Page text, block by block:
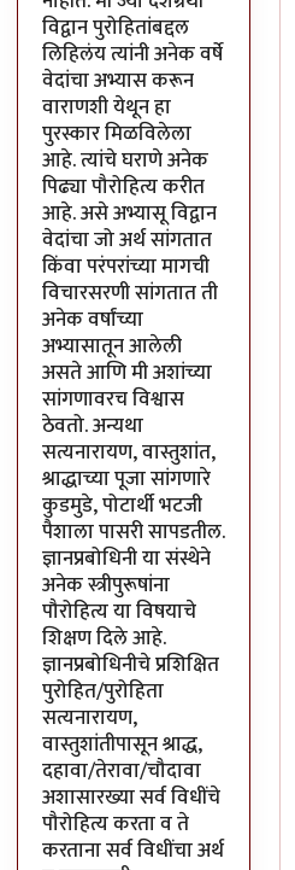
विद्वान पुरोहितांबद्दल
लिहिलंय त्यांनी अनेक वर्षे
वेदांचा अभ्यास करून
वाराणशी येथून हा
पुरस्कार मिळविलेला
आहे. त्यांचे घराणे अनेक
पिढ्या पौरोहित्य करीत
आहे. असे अभ्यासू विद्वान
वेदांचा जो अर्थ सांगतात
किंवा परंपरांच्या मागची
विचारसरणी सांगतात ती
अनेक वर्षांच्या
अभ्यासातून आलेली
असते आणि मी अशांच्या
सांगणावरच विश्वास
ठेवतो. अन्यथा
सत्यनारायण, वास्तुशांत,
श्राद्धाच्या पूजा सांगणारे
कुडमुडे, पोटार्थी भटजी
पैशाला पासरी सापडतील.
ज्ञानप्रबोधिनी या संस्थेने
अनेक स्त्रीपुरूषांना
पौरोहित्य या विषयाचे
शिक्षण दिले आहे.
ज्ञानप्रबोधिनीचे प्रशिक्षित
पुरोहित/पुरोहिता
सत्यनारायण,
वास्तुशांतीपासून श्राद्ध,
दहावा/तेरावा/चौदावा
अशासारख्या सर्व विधींचे
पौरोहित्य करता व ते
करताना सर्व विधींचा अर्थ